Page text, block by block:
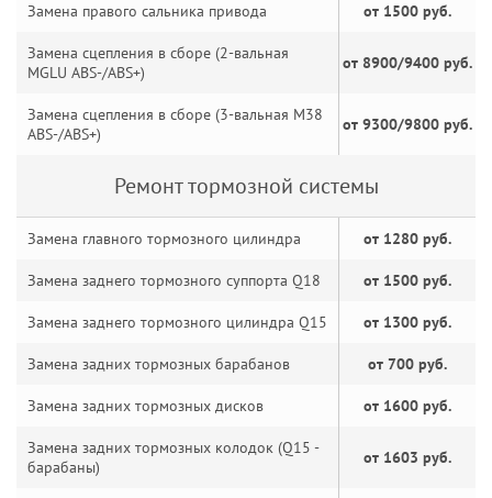
Замена правого сальника привода от 1500 руб.
Замена сцепления в сборе (2-вальная
MGLU ABS-/ABS+)
от 8900/9400 руб.
Замена сцепления в сборе (3-вальная M38
ABS-/ABS+)
от 9300/9800 руб.
Ремонт тормозной системы
Замена главного тормозного цилиндра от 1280 руб.
Замена заднего тормозного суппорта Q18 от 1500 руб.
Замена заднего тормозного цилиндра Q15 от 1300 руб.
Замена задних тормозных барабанов от 700 руб.
Замена задних тормозных дисков от 1600 руб.
Замена задних тормозных колодок (Q15 -
барабаны)
от 1603 руб.